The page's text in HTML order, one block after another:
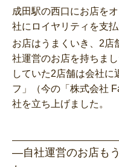
成田駅の西口にお店を
社にロイヤリティを支
お店はうまくいき、2店
社運営のお店を持ちま
していた2店舗は会社に
フ」（今の「株式会社
社を立ち上げました。
―自社運営のお店も